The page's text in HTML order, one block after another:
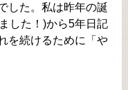
した。私は昨年の誕
した！)から5年日記
を続けるために「や